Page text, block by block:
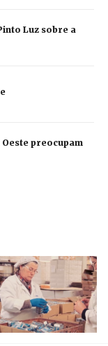
Luz sobre a
preocupam